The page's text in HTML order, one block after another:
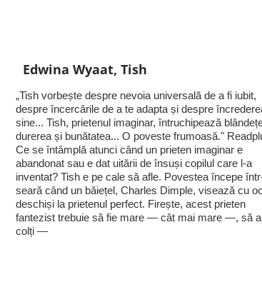
Edwina Wyaat, Tish
„Tish vorbește despre nevoia universală de a fi iubit,
despre încercările de a te adapta și despre
sine... Tish, prietenul imaginar, întruchipează
durerea și bunătatea... O poveste frumoasă."
Ce se întâmplă atunci când un prieten imaginar e
abandonat sau e dat uitării de însuși copilul care l-a
inventat? Tish e pe cale să afle. Povestea începe
seară când un băiețel, Charles Dimple, visează cu
deschiși la prietenul perfect. Firește, acest prieten
fantezist trebuie să fie mare — cât mai mare —, să
colți —